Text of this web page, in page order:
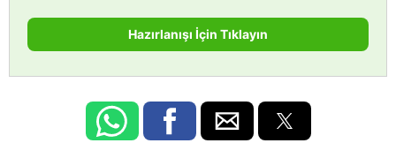
Hazırlanışı İçin Tıklayın